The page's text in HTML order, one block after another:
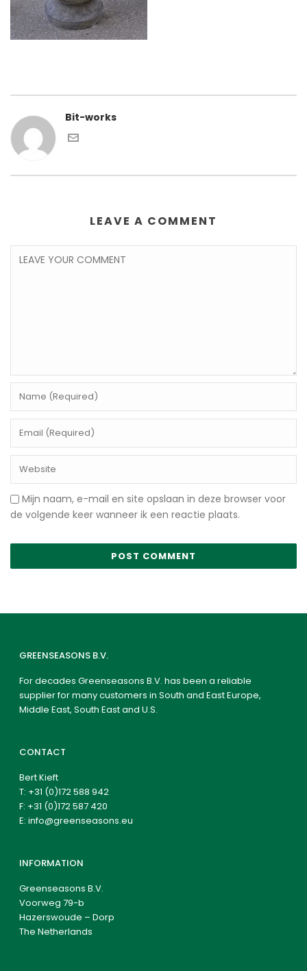
Bit-works
LEAVE A COMMENT
Mijn naam, e-mail en site opslaan in deze browser voor
de volgende keer wanneer ik een reactie plaats.
GREENSEASONS B.V.
For decades Greenseasons B.V. has been a reliable
supplier for many customers in South and East Europe,
Middle East, South East and U.S.
CONTACT
Bert Kieft
T: +31 (0)172 588 942
F: +31 (0)172 587 420
E:info@greenseasons.eu
INFORMATION
Greenseasons B.V.
Voorweg 79-b
Hazerswoude – Dorp
The Netherlands